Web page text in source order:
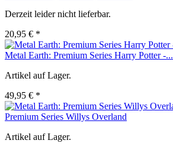
Derzeit leider nicht lieferbar.
20,95 € *
Metal Earth: Premium Series Harry Potter -...
Artikel auf Lager.
49,95 € *
Premium Series Willys Overland
Artikel auf Lager.